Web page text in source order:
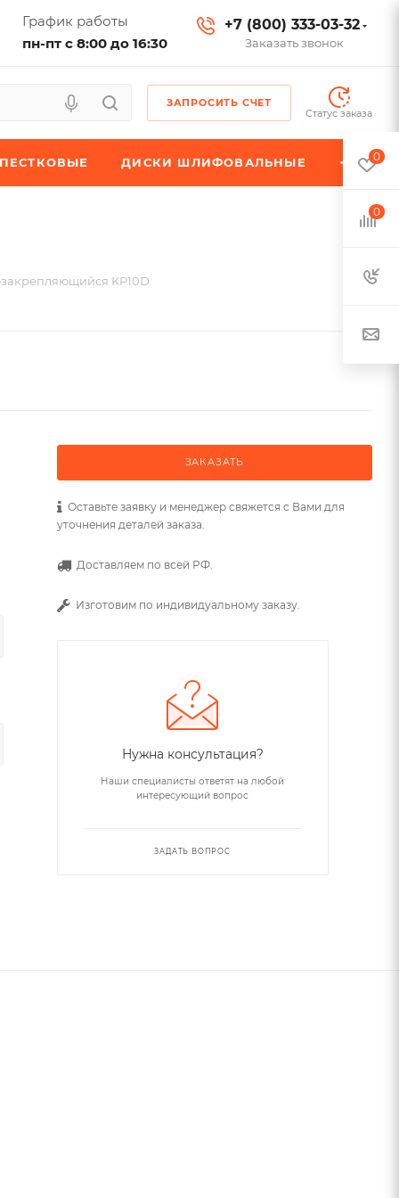
График работы
пн-пт с 8:00 до 16:30
+7 (800) 333-03-32
Заказать звонок
ЗАПРОСИТЬ СЧЕТ
Статус заказа
ДИСКИ ШЛИФОВАЛЬНЫЕ
KP10D
ЗАКАЗАТЬ
Оставьте заявку и менеджер свяжется с Вами для
уточнения деталей заказа.
Доставляем по всей РФ.
Изготовим по индивидуальному заказу.
Нужна консультация?
Наши специалисты ответят на любой
интересующий вопрос
ЗАДАТЬ ВОПРОС
0
0